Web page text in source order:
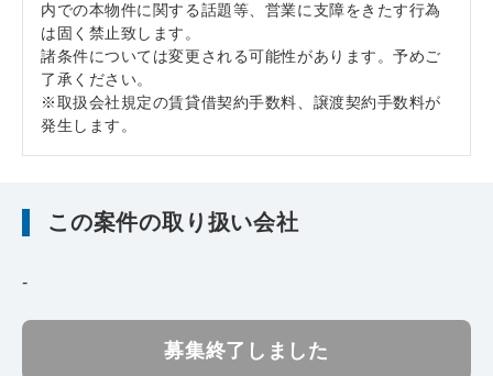
内での本物件に関する話題等、営業に支障をきたす行為
は固く禁止致します。
諸条件については変更される可能性があります。予めご
了承ください。
※取扱会社規定の賃貸借契約手数料、譲渡契約手数料が
発生します。
この案件の取り扱い会社
-
募集終了しました